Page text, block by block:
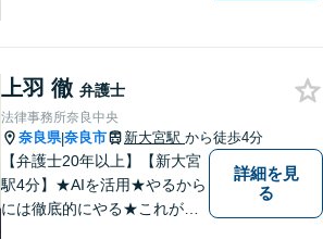
と聞いても良いのかな」など
と思わず、ぜひ一度ご相談く
ださい。【お子様連れ相談
可】
上羽 徹 弁護士
法律事務所奈良中央
奈良県|奈良市 新大宮駅 から徒歩4分
【弁護士20年以上】【新大宮
駅4分】★AIを活用★やるから
には徹底的にやる★これが私
詳細を見
る